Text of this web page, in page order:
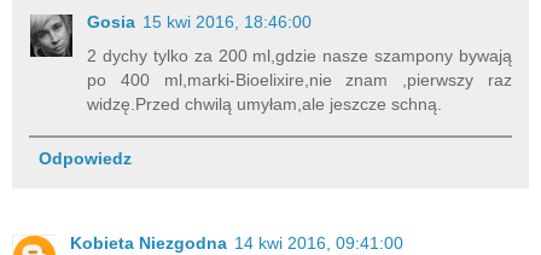
Gosia 15 kwi 2016, 18:46:00
2 dychy tylko za 200 ml,gdzie nasze szampony bywają
po 400 ml,marki-Bioelixire,nie znam ,pierwszy raz
widzę.Przed chwilą umyłam,ale jeszcze schną.
Odpowiedz
Kobieta Niezgodna 14 kwi 2016, 09:41:00